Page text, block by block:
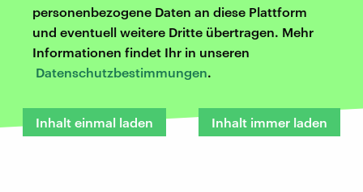
personenbezogene Daten an diese Plattform
und eventuell weitere Dritte übertragen. Mehr
Informationen findet Ihr in unseren
Datenschutzbestimmungen.
Inhalt einmal laden Inhalt immer laden